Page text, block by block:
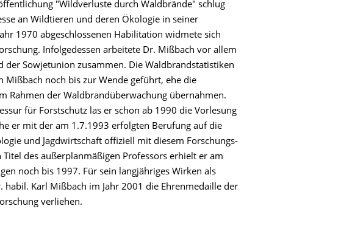
"Wildverluste durch Waldbrände" schlug
an Wildtieren und deren Ökologie in seiner
1970 abgeschlossenen Habilitation widmete sich
Infolgedessen arbeitete Dr. Mißbach vor allem
der Sowjetunion zusammen. Die Waldbrandstatistiken
Mißbach noch bis zur Wende geführt, ehe die
Rahmen der Waldbrandüberwachung übernahmen.
für Forstschutz las er schon ab 1990 die Vorlesung
er mit der am 1.7.1993 erfolgten Berufung auf die
und Jagdwirtschaft offiziell mit diesem Forschungs-
des außerplanmäßigen Professors erhielt er am
noch bis 1997. Für sein langjähriges Wirken als
habil. Karl Mißbach im Jahr 2001 die Ehrenmedaille der
verliehen.